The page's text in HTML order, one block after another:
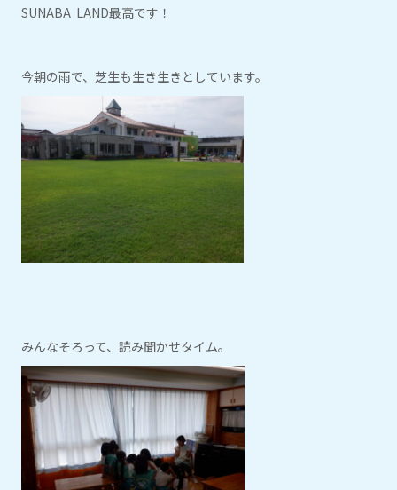
SUNABA LAND最高です！
今朝の雨で、芝生も生き生きとしています。
みんなそろって、読み聞かせタイム。